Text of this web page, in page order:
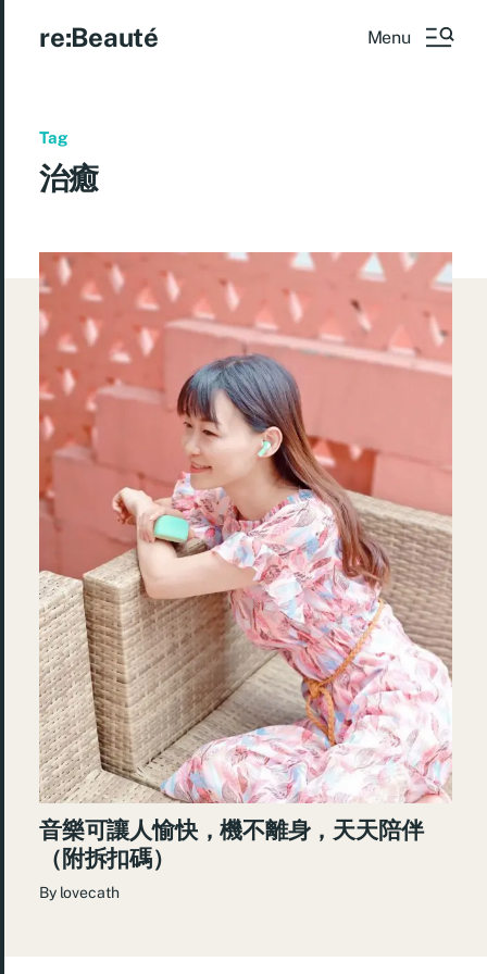
re:Beauté Menu
Tag
治癒
音樂可讓人愉快，機不離身，天天陪伴
（附拆扣碼）
By lovecath